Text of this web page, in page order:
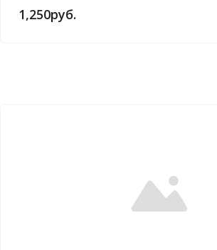
1,250руб.